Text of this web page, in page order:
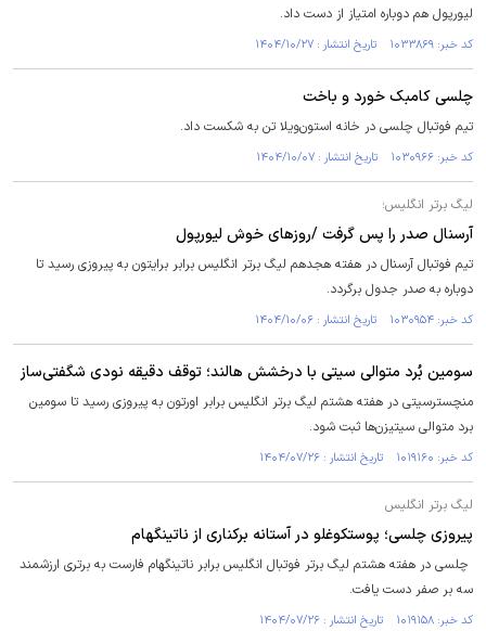
لیورپول هم دوباره امتیاز از دست داد.
کد خبر: ۱۰۳۳۸۶۹ تاریخ انتشار : ۱۴۰۴/۱۰/۲۷
چلسی کامبک خورد و باخت
تیم فوتبال چلسی در خانه استون‌ویلا تن به شکست داد.
کد خبر: ۱۰۳۰۹۶۶ تاریخ انتشار : ۱۴۰۴/۱۰/۰۷
لیگ برتر انگلیس؛
آرسنال صدر را پس گرفت /روزهای خوش لیورپول
تیم فوتبال آرسنال در هفته هجدهم لیگ برتر انگلیس برابر برایتون به پیروزی رسید تا
دوباره به صدر جدول برگردد.
کد خبر: ۱۰۳۰۹۵۴ تاریخ انتشار : ۱۴۰۴/۱۰/۰۶
سومین بُرد متوالی سیتی با درخشش هالند؛ توقف دقیقه نودی شگفتی‌ساز
منچسترسیتی در هفته هشتم لیگ برتر انگلیس برابر اورتون به پیروزی رسید تا سومین
برد متوالی سیتیزن‌ها ثبت شود.
کد خبر: ۱۰۱۹۱۶۰ تاریخ انتشار : ۱۴۰۴/۰۷/۲۶
لیگ برتر انگلیس
پیروزی چلسی؛ پوستکوغلو در آستانه برکناری از ناتینگهام
چلسی در هفته هشتم لیگ برتر فوتبال انگلیس برابر ناتینگهام فارست به برتری ارزشمند
سه بر صفر دست یافت.
کد خبر: ۱۰۱۹۱۵۸ تاریخ انتشار : ۱۴۰۴/۰۷/۲۶